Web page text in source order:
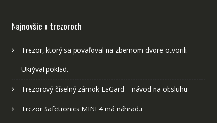
Najnovšie o trezoroch
Trezor, ktorý sa povaľoval na zbernom dvore otvorili.
Ukrýval poklad.
Trezorový číselný zámok LaGard – návod na obsluhu
Trezor Safetronics MINI 4 má náhradu